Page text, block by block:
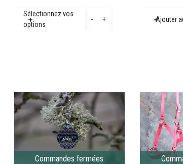
Sélectionnez vos
options
-
quantité
-
+ Ajouter
Commandes fermées